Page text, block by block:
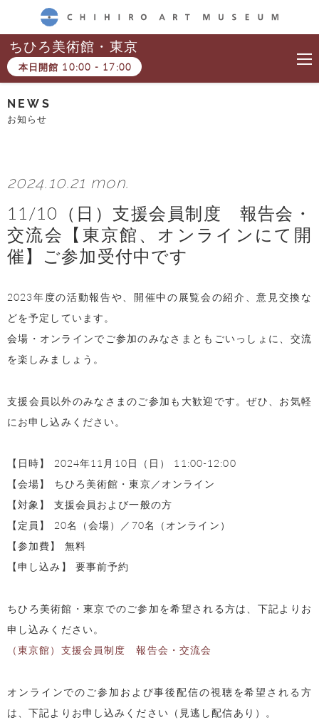
CHIHIRO ART MUSEUM
ちひろ美術館・東京
本日開館 10:00 - 17:00
NEWS
お知らせ
2024.10.21 mon.
11/10（日）支援会員制度 報告会・
交流会【東京館、オンラインにて開
催】ご参加受付中です
2023年度の活動報告や、開催中の展覧会の紹介、意見交換な
どを予定しています。
会場・オンラインでご参加のみなさまともごいっしょに、交流
を楽しみましょう。
支援会員以外のみなさまのご参加も大歓迎です。ぜひ、お気軽
にお申し込みください。
【日時】 2024年11月10日（日） 11:00-12:00
【会場】 ちひろ美術館・東京／オンライン
【対象】 支援会員および一般の方
【定員】 20名（会場）／70名（オンライン）
【参加費】 無料
【申し込み】 要事前予約
ちひろ美術館・東京でのご参加を希望される方は、下記よりお
申し込みください。
（東京館）支援会員制度 報告会・交流会
オンラインでのご参加および事後配信の視聴を希望される方
は、下記よりお申し込みください（見逃し配信あり）。